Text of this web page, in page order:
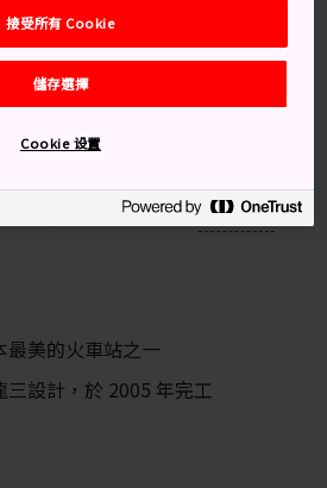
澤的北陸新幹線通車，金澤市的交
越多遊客開始踏上這趟探索之旅，
秘密瑰寶。
可到達金澤站，乘新幹線列車和特
到金澤，約需 2.5 小時 。如果你
市前往金澤站，請查看金澤主頁
最美的火車站之一
設計，於 2005 年完工
接受所有 Cookie
儲存選擇
Cookie 设置